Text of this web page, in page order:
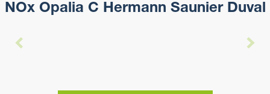
NOx Opalia C Hermann Saunier Duval